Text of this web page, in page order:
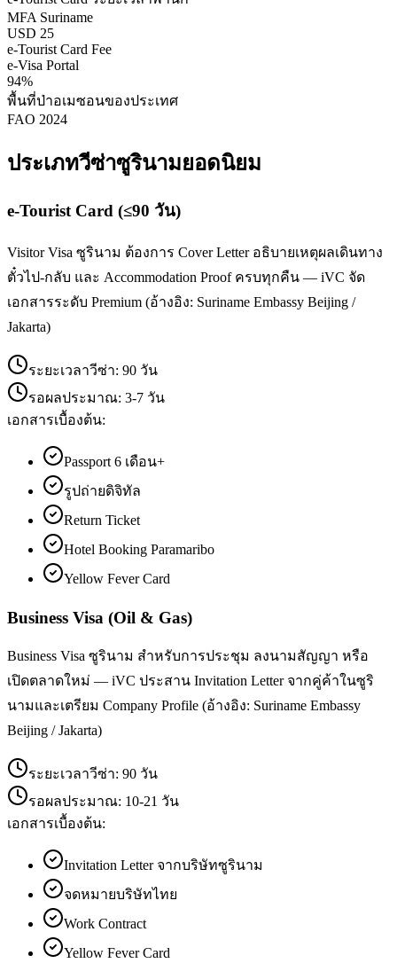
MFA Suriname
USD 25
e-Tourist Card Fee
e-Visa Portal
94%
พื้นที่ป่าอเมซอนของประเทศ
FAO 2024
ประเภทวีซ่าซูรินามยอดนิยม
e-Tourist Card (≤90 วัน)
Visitor Visa ซูรินาม ต้องการ Cover Letter อธิบายเหตุผลเดินทาง
ตั๋วไป-กลับ และ Accommodation Proof ครบทุกคืน — iVC จัด
เอกสารระดับ Premium (อ้างอิง: Suriname Embassy Beijing /
Jakarta)
ระยะเวลาวีซ่า: 90 วัน
รอผลประมาณ: 3-7 วัน
เอกสารเบื้องต้น:
Passport 6 เดือน+
รูปถ่ายดิจิทัล
Return Ticket
Hotel Booking Paramaribo
Yellow Fever Card
Business Visa (Oil & Gas)
Business Visa ซูรินาม สำหรับการประชุม ลงนามสัญญา หรือ
เปิดตลาดใหม่ — iVC ประสาน Invitation Letter จากคู่ค้าในซูริ
นามและเตรียม Company Profile (อ้างอิง: Suriname Embassy
Beijing / Jakarta)
ระยะเวลาวีซ่า: 90 วัน
รอผลประมาณ: 10-21 วัน
เอกสารเบื้องต้น:
Invitation Letter จากบริษัทซูรินาม
จดหมายบริษัทไทย
Work Contract
Yellow Fever Card